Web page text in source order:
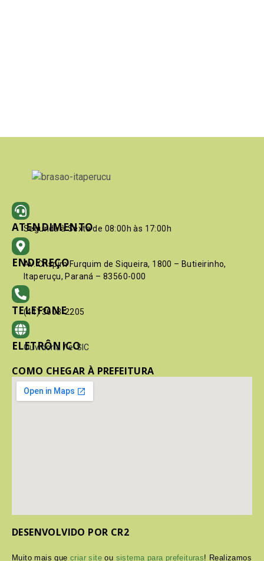
ATENDIMENTO
Segunda à Sexta de 08:00h às 17:00h
ENDEREÇO
Av. Crispim Furquim de Siqueira, 1800 – Butieirinho,
Itaperuçu, Paraná – 83560-000
TELEFONE
(41) 3603-2205
ELETRÔNICO
Ouvidoria / e-SIC
COMO CHEGAR À PREFEITURA
DESENVOLVIDO POR CR2
Muito mais quecriar site ou sistema para prefeituras! Realizamos